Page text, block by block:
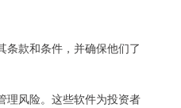
条款和条件，并确保他们了
理风险。这些软件为投资者